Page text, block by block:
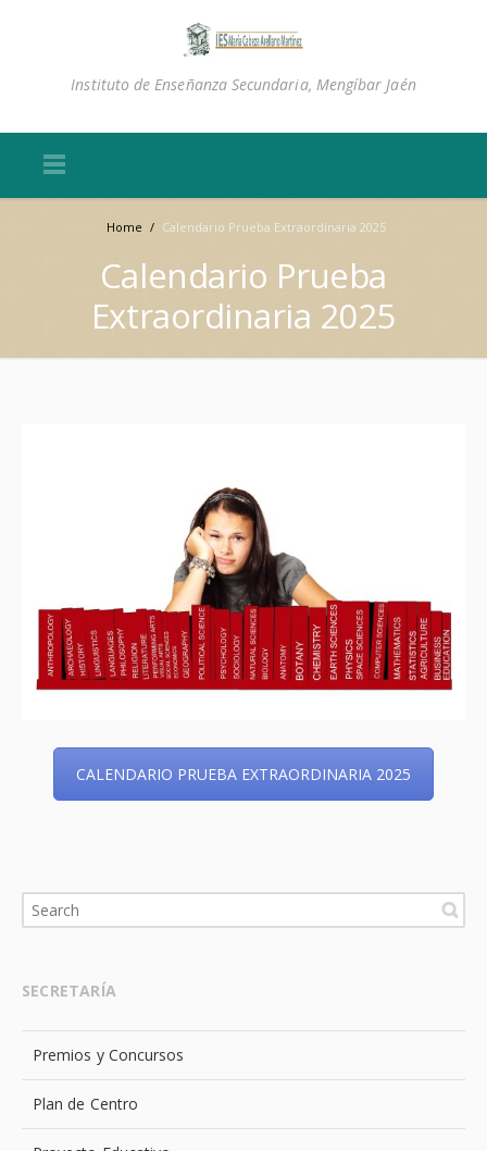
Instituto de Enseñanza Secundaria, Mengíbar Jaén
Home / Calendario Prueba Extraordinaria 2025
Calendario Prueba
Extraordinaria 2025
CALENDARIO PRUEBA EXTRAORDINARIA 2025
SECRETARÍA
Premios y Concursos
Plan de Centro